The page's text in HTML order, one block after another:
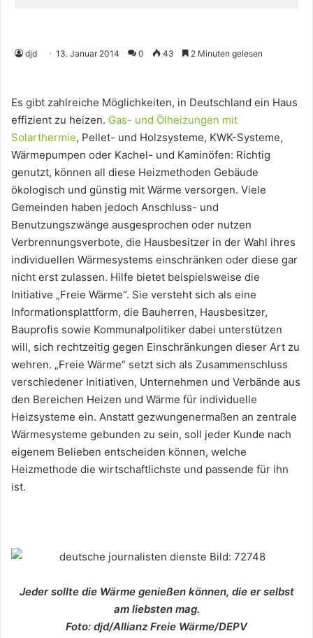
djd 13. Januar 2014 0 43 2 Minuten gelesen
Es gibt zahlreiche Möglichkeiten, in Deutschland ein Haus
effizient zu heizen. Gas- und Ölheizungen mit
Solarthermie, Pellet- und Holzsysteme, KWK-Systeme,
Wärmepumpen oder Kachel- und Kaminöfen: Richtig
genutzt, können all diese Heizmethoden Gebäude
ökologisch und günstig mit Wärme versorgen. Viele
Gemeinden haben jedoch Anschluss- und
Benutzungszwänge ausgesprochen oder nutzen
Verbrennungsverbote, die Hausbesitzer in der Wahl ihres
individuellen Wärmesystems einschränken oder diese gar
nicht erst zulassen. Hilfe bietet beispielsweise die
Initiative „Freie Wärme“. Sie versteht sich als eine
Informationsplattform, die Bauherren, Hausbesitzer,
Bauprofis sowie Kommunalpolitiker dabei unterstützen
will, sich rechtzeitig gegen Einschränkungen dieser Art zu
wehren. „Freie Wärme“ setzt sich als Zusammenschluss
verschiedener Initiativen, Unternehmen und Verbände aus
den Bereichen Heizen und Wärme für individuelle
Heizsysteme ein. Anstatt gezwungenermaßen an zentrale
Wärmesysteme gebunden zu sein, soll jeder Kunde nach
eigenem Belieben entscheiden können, welche
Heizmethode die wirtschaftlichste und passende für ihn
ist.
Jeder sollte die Wärme genießen können, die er selbst
am liebsten mag.
Foto: djd/Allianz Freie Wärme/DEPV